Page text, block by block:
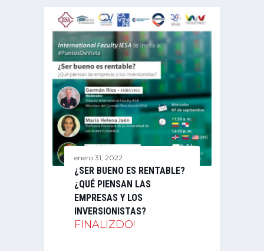
enero 31, 2022
¿SER BUENO ES RENTABLE?
¿QUÉ PIENSAN LAS
EMPRESAS Y LOS
INVERSIONISTAS?
FINALIZDO!